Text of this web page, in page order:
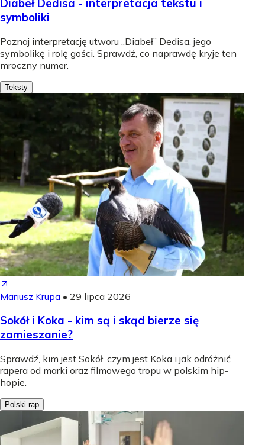
Diabeł Dedisa - interpretacja tekstu i
symboliki
Poznaj interpretację utworu „Diabeł” Dedisa, jego
symbolikę i rolę gości. Sprawdź, co naprawdę kryje ten
mroczny numer.
Teksty
Mariusz Krupa • 29 lipca 2026
Sokół i Koka - kim są i skąd bierze się
zamieszanie?
Sprawdź, kim jest Sokół, czym jest Koka i jak odróżnić
rapera od marki oraz filmowego tropu w polskim hip-
hopie.
Polski rap